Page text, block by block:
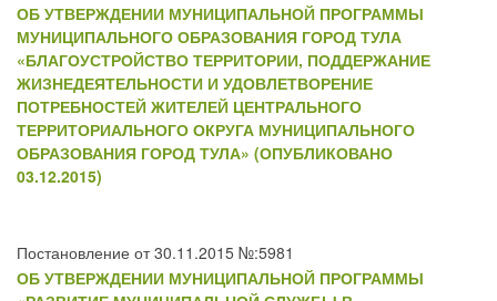
ОБ УТВЕРЖДЕНИИ МУНИЦИПАЛЬНОЙ ПРОГРАММЫ
МУНИЦИПАЛЬНОГО ОБРАЗОВАНИЯ ГОРОД ТУЛА
«БЛАГОУСТРОЙСТВО ТЕРРИТОРИИ, ПОДДЕРЖАНИЕ
ЖИЗНЕДЕЯТЕЛЬНОСТИ И УДОВЛЕТВОРЕНИЕ
ПОТРЕБНОСТЕЙ ЖИТЕЛЕЙ ЦЕНТРАЛЬНОГО
ТЕРРИТОРИАЛЬНОГО ОКРУГА МУНИЦИПАЛЬНОГО
ОБРАЗОВАНИЯ ГОРОД ТУЛА» (ОПУБЛИКОВАНО
03.12.2015)
Постановление от 30.11.2015 №:5981
ОБ УТВЕРЖДЕНИИ МУНИЦИПАЛЬНОЙ ПРОГРАММЫ